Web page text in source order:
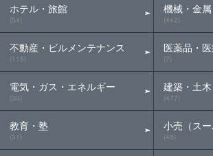
ホテル・旅館
(54)
不動産・ビルメンテナンス
(115)
電気・ガス・エネルギー
(39)
教育・塾
(31)
機械・金
(442)
医薬品・
(7)
建築・土
(477)
小売（スー
(45)